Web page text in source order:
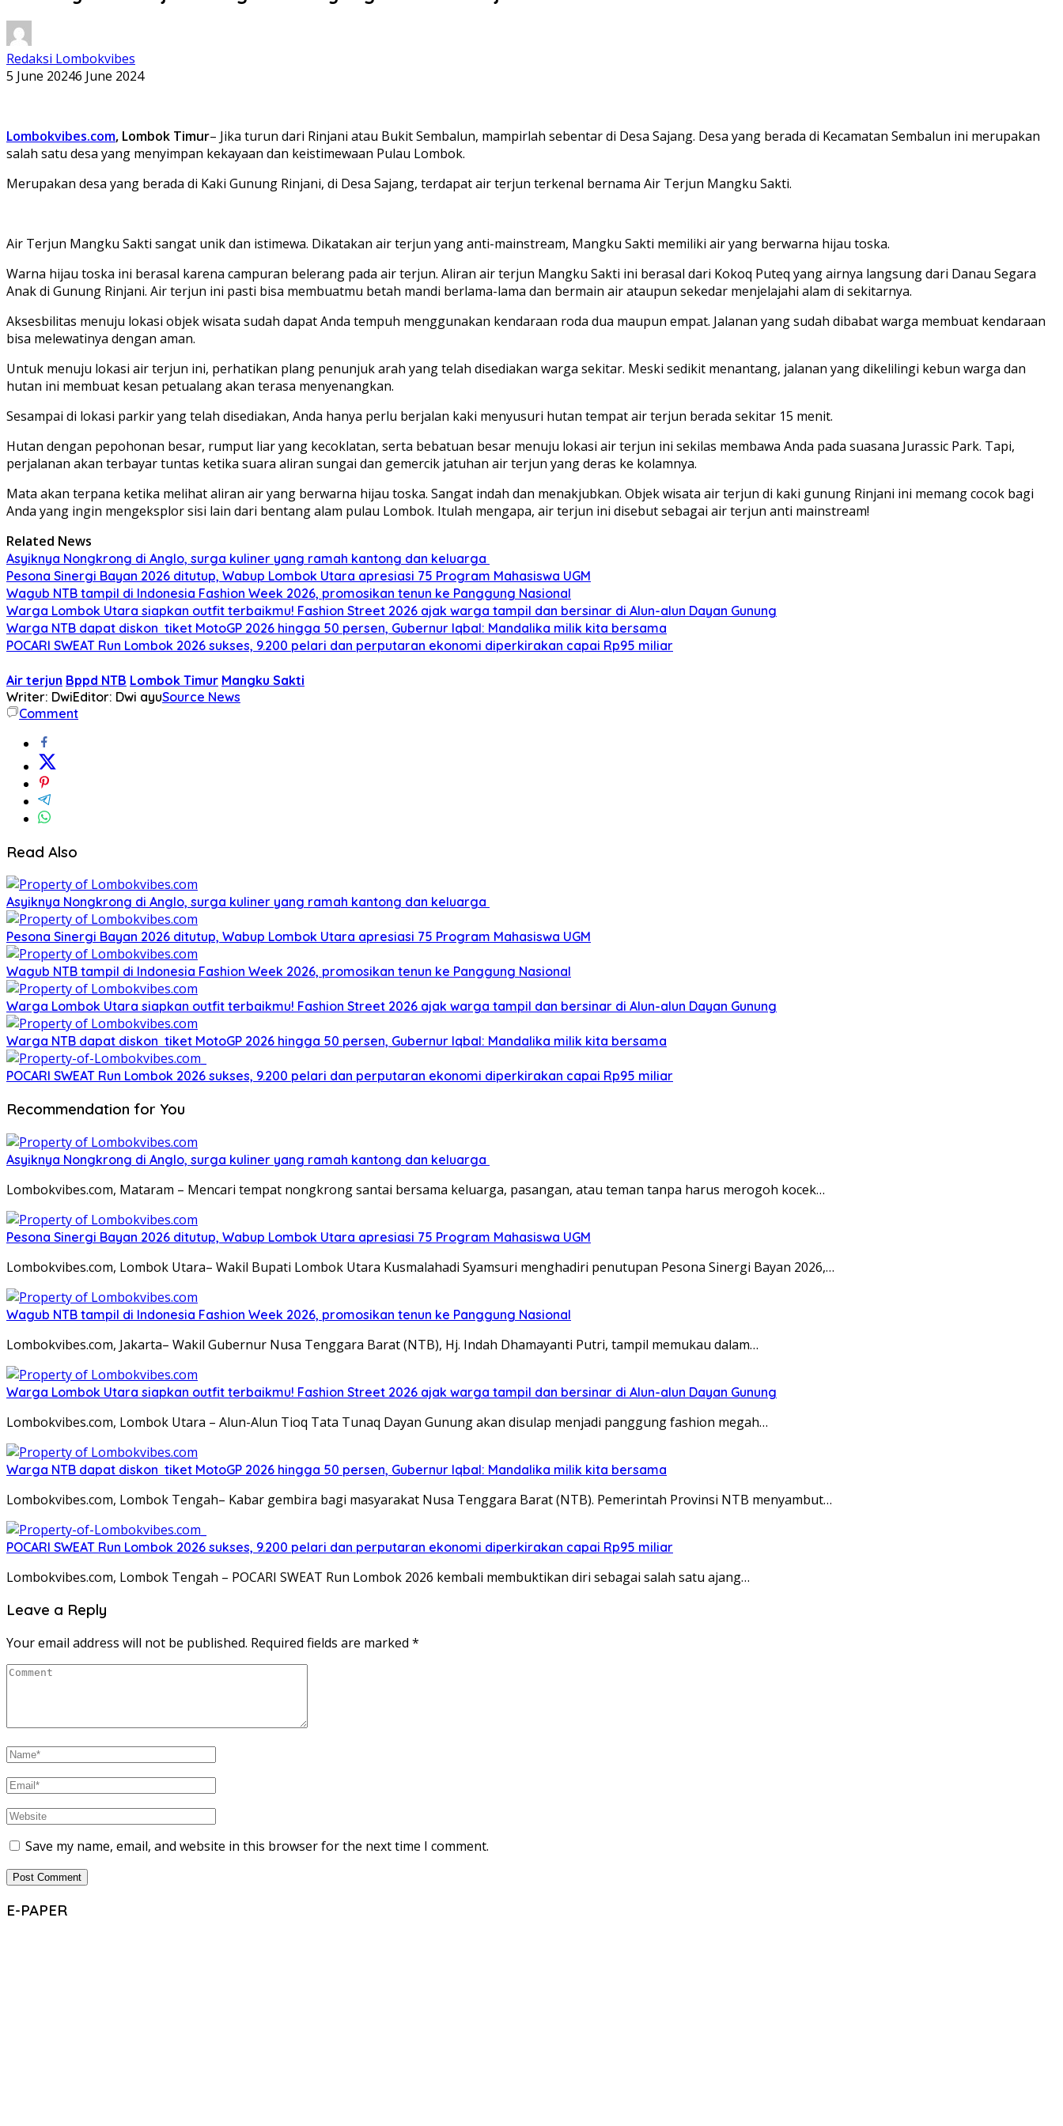
Redaksi Lombokvibes
5 June 20246 June 2024
Lombokvibes.com, Lombok Timur– Jika turun dari Rinjani atau Bukit Sembalun, mampirlah sebentar di Desa Sajang. Desa yang berada di Kecamatan Sembalun ini merupakan
salah satu desa yang menyimpan kekayaan dan keistimewaan Pulau Lombok.
Merupakan desa yang berada di Kaki Gunung Rinjani, di Desa Sajang, terdapat air terjun terkenal bernama Air Terjun Mangku Sakti.
Air Terjun Mangku Sakti sangat unik dan istimewa. Dikatakan air terjun yang anti-mainstream, Mangku Sakti memiliki air yang berwarna hijau toska.
Warna hijau toska ini berasal karena campuran belerang pada air terjun. Aliran air terjun Mangku Sakti ini berasal dari Kokoq Puteq yang airnya langsung dari Danau Segara
Anak di Gunung Rinjani. Air terjun ini pasti bisa membuatmu betah mandi berlama-lama dan bermain air ataupun sekedar menjelajahi alam di sekitarnya.
Aksesbilitas menuju lokasi objek wisata sudah dapat Anda tempuh menggunakan kendaraan roda dua maupun empat. Jalanan yang sudah dibabat warga membuat kendaraan
bisa melewatinya dengan aman.
Untuk menuju lokasi air terjun ini, perhatikan plang penunjuk arah yang telah disediakan warga sekitar. Meski sedikit menantang, jalanan yang dikelilingi kebun warga dan
hutan ini membuat kesan petualang akan terasa menyenangkan.
Sesampai di lokasi parkir yang telah disediakan, Anda hanya perlu berjalan kaki menyusuri hutan tempat air terjun berada sekitar 15 menit.
Hutan dengan pepohonan besar, rumput liar yang kecoklatan, serta bebatuan besar menuju lokasi air terjun ini sekilas membawa Anda pada suasana Jurassic Park. Tapi,
perjalanan akan terbayar tuntas ketika suara aliran sungai dan gemercik jatuhan air terjun yang deras ke kolamnya.
Mata akan terpana ketika melihat aliran air yang berwarna hijau toska. Sangat indah dan menakjubkan. Objek wisata air terjun di kaki gunung Rinjani ini memang cocok bagi
Anda yang ingin mengeksplor sisi lain dari bentang alam pulau Lombok. Itulah mengapa, air terjun ini disebut sebagai air terjun anti mainstream!
Related News
Asyiknya Nongkrong di Anglo, surga kuliner yang ramah kantong dan keluarga
Pesona Sinergi Bayan 2026 ditutup, Wabup Lombok Utara apresiasi 75 Program Mahasiswa UGM
Wagub NTB tampil di Indonesia Fashion Week 2026, promosikan tenun ke Panggung Nasional
Warga Lombok Utara siapkan outfit terbaikmu! Fashion Street 2026 ajak warga tampil dan bersinar di Alun-alun Dayan Gunung
Warga NTB dapat diskon tiket MotoGP 2026 hingga 50 persen, Gubernur Iqbal: Mandalika milik kita bersama
POCARI SWEAT Run Lombok 2026 sukses, 9.200 pelari dan perputaran ekonomi diperkirakan capai Rp95 miliar
Air terjun Bppd NTB Lombok Timur Mangku Sakti
Writer: DwiEditor: Dwi ayuSource News
Comment
Read Also
Asyiknya Nongkrong di Anglo, surga kuliner yang ramah kantong dan keluarga
Pesona Sinergi Bayan 2026 ditutup, Wabup Lombok Utara apresiasi 75 Program Mahasiswa UGM
Wagub NTB tampil di Indonesia Fashion Week 2026, promosikan tenun ke Panggung Nasional
Warga Lombok Utara siapkan outfit terbaikmu! Fashion Street 2026 ajak warga tampil dan bersinar di Alun-alun Dayan Gunung
Warga NTB dapat diskon tiket MotoGP 2026 hingga 50 persen, Gubernur Iqbal: Mandalika milik kita bersama
POCARI SWEAT Run Lombok 2026 sukses, 9.200 pelari dan perputaran ekonomi diperkirakan capai Rp95 miliar
Recommendation for You
Asyiknya Nongkrong di Anglo, surga kuliner yang ramah kantong dan keluarga
Lombokvibes.com, Mataram – Mencari tempat nongkrong santai bersama keluarga, pasangan, atau teman tanpa harus merogoh kocek…
Pesona Sinergi Bayan 2026 ditutup, Wabup Lombok Utara apresiasi 75 Program Mahasiswa UGM
Lombokvibes.com, Lombok Utara– Wakil Bupati Lombok Utara Kusmalahadi Syamsuri menghadiri penutupan Pesona Sinergi Bayan 2026,…
Wagub NTB tampil di Indonesia Fashion Week 2026, promosikan tenun ke Panggung Nasional
Lombokvibes.com, Jakarta– Wakil Gubernur Nusa Tenggara Barat (NTB), Hj. Indah Dhamayanti Putri, tampil memukau dalam…
Warga Lombok Utara siapkan outfit terbaikmu! Fashion Street 2026 ajak warga tampil dan bersinar di Alun-alun Dayan Gunung
Lombokvibes.com, Lombok Utara – Alun-Alun Tioq Tata Tunaq Dayan Gunung akan disulap menjadi panggung fashion megah…
Warga NTB dapat diskon tiket MotoGP 2026 hingga 50 persen, Gubernur Iqbal: Mandalika milik kita bersama
Lombokvibes.com, Lombok Tengah– Kabar gembira bagi masyarakat Nusa Tenggara Barat (NTB). Pemerintah Provinsi NTB menyambut…
POCARI SWEAT Run Lombok 2026 sukses, 9.200 pelari dan perputaran ekonomi diperkirakan capai Rp95 miliar
Lombokvibes.com, Lombok Tengah – POCARI SWEAT Run Lombok 2026 kembali membuktikan diri sebagai salah satu ajang…
Leave a Reply
Your email address will not be published. Required fields are marked *
Save my name, email, and website in this browser for the next time I comment.
E-PAPER